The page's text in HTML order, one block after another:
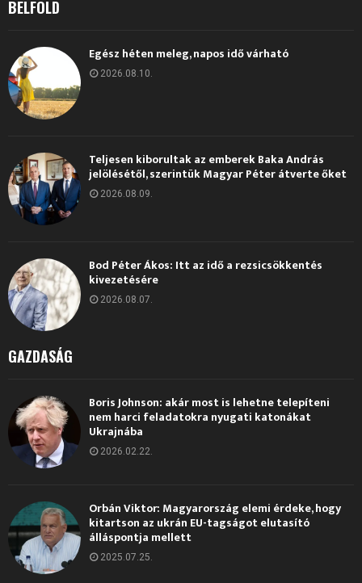
BELFÖLD
Egész héten meleg, napos idő várható
2026.08.10.
Teljesen kiborultak az emberek Baka András
jelölésétől, szerintük Magyar Péter átverte őket
2026.08.09.
Bod Péter Ákos: Itt az idő a rezsicsökkentés
kivezetésére
2026.08.07.
GAZDASÁG
Boris Johnson: akár most is lehetne telepíteni
nem harci feladatokra nyugati katonákat
Ukrajnába
2026.02.22.
Orbán Viktor: Magyarország elemi érdeke, hogy
kitartson az ukrán EU-tagságot elutasító
álláspontja mellett
2025.07.25.